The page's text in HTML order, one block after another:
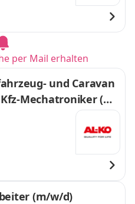
per Mail erhalten
und Caravan
Mechatroniker (w/
m/d)
(m/w/d)